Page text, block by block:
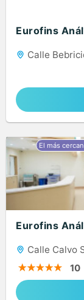
Eurofins
Calle
Eurofins
Calle Calvo
10